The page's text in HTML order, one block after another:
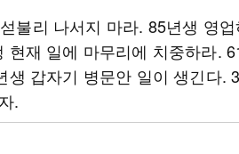
불리 나서지 마라. 85년생 영
현재 일에 마무리에 치중하라.
생 갑자기 병문안 일이 생긴다.
.